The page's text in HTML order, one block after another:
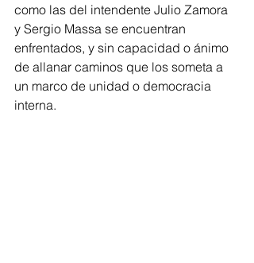
como las del intendente Julio Zamora
y Sergio Massa se encuentran
enfrentados, y sin capacidad o ánimo
de allanar caminos que los someta a
un marco de unidad o democracia
interna.